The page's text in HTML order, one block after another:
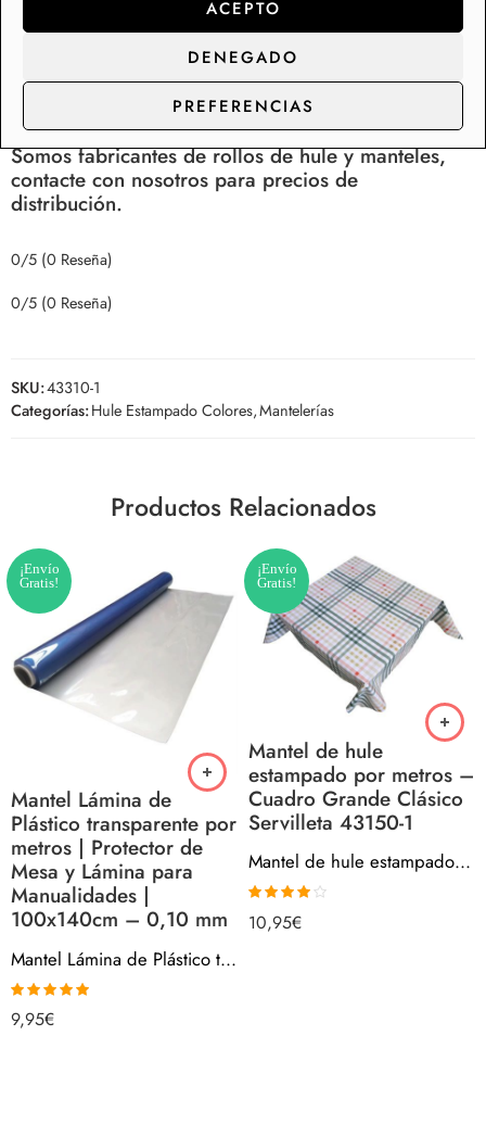
ACEPTO
DENEGADO
PREFERENCIAS
solución para mesas de comedor y cocina. Disponemos
de una colección de más de 200 diseños de mantelerías
de hule en Stock, con capacidad de suministro y
distribución para los clientes de gran consumo.
Somos fabricantes de rollos de hule y manteles,
contacte con nosotros para precios de
distribución.
0/5 (0 Reseña)
0/5 (0 Reseña)
SKU:43310-1
Categorías:Hule Estampado Colores,Mantelerías
Productos Relacionados
¡Envío
Gratis!
Mantel Lámina de
Plástico transparente por
metros | Protector de
Mesa y Lámina para
Manualidades |
100x140cm – 0,10 mm
Mantel Lámina de Plástico transparente por metros | Protector de Mesa y Lámina para Manualidades | 100x140cm – 0,10 mm
Valorado con
5.00de 5
9,95€
¡Envío
Gratis!
Mantel de hule
estampado por metros –
Cuadro Grande Clásico
Servilleta 43150-1
Mantel de hule estampado por metros – Cuadro Grande Clásico Servilleta 43150-1
Valorado
con4.00
10,95€